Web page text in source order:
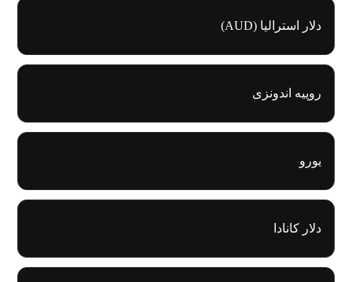
دلار استرالیا (AUD)
روپیه اندونزی
یورو
دلار کانادا